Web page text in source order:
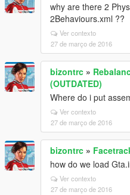
why are there 2
2Behaviours.xml ??
Ver contexto
27 de março de 2016
bizontrc »
(OUTDATED)
Where do i put
Ver contexto
27 de março de 2016
bizontrc »
how do we load
Ver contexto
27 de março de 2016